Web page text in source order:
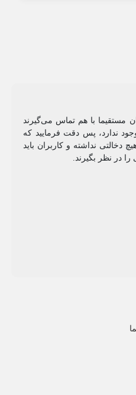
مستقیما با هم تماس می‌گیرند
ندارد، پس دقت فرمایید که
دخالتی نداشته و کاربران باید
در نظر بگیرند.